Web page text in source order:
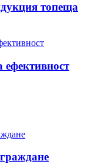
топеща
ефективност